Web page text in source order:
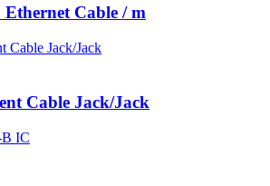
Cable / m
Cable Jack/Jack